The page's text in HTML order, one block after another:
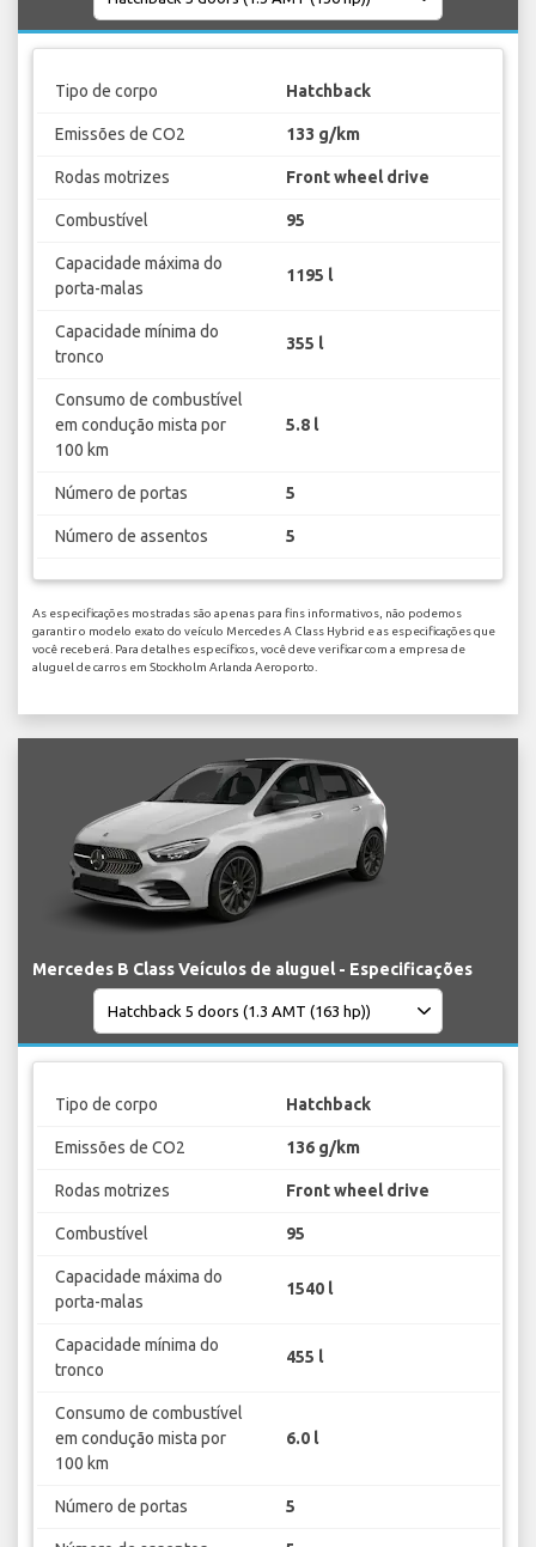
Tipo de corpo Hatchback
Emissões de CO2 133 g/km
Rodas motrizes Front wheel drive
Combustível 95
Capacidade máxima do
porta-malas
1195 l
Capacidade mínima do
tronco
355 l
Consumo de combustível
em condução mista por
100 km
5.8 l
Número de portas 5
Número de assentos 5
As especificações mostradas são apenas para fins informativos, não podemos
garantir o modelo exato do veículo Mercedes A Class Hybrid e as especificações que
você receberá. Para detalhes específicos, você deve verificar com a empresa de
aluguel de carros em Stockholm Arlanda Aeroporto.
Mercedes B Class Veículos de aluguel - Especificações
Tipo de corpo Hatchback
Emissões de CO2 136 g/km
Rodas motrizes Front wheel drive
Combustível 95
Capacidade máxima do
porta-malas
1540 l
Capacidade mínima do
tronco
455 l
Consumo de combustível
em condução mista por
100 km
6.0 l
Número de portas 5